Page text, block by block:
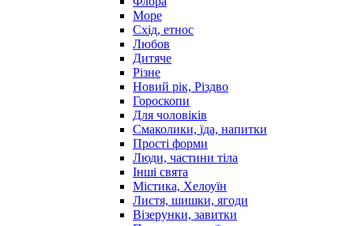
Море
Схід, етнос
Любов
Дитяче
Різне
Новий рік, Різдво
Гороскопи
Для чоловіків
Смаколики, їда, напитки
Прості форми
Люди, частини тіла
Інші свята
Містика, Хелоуїн
Листя, шишки, ягоди
Візерунки, завитки